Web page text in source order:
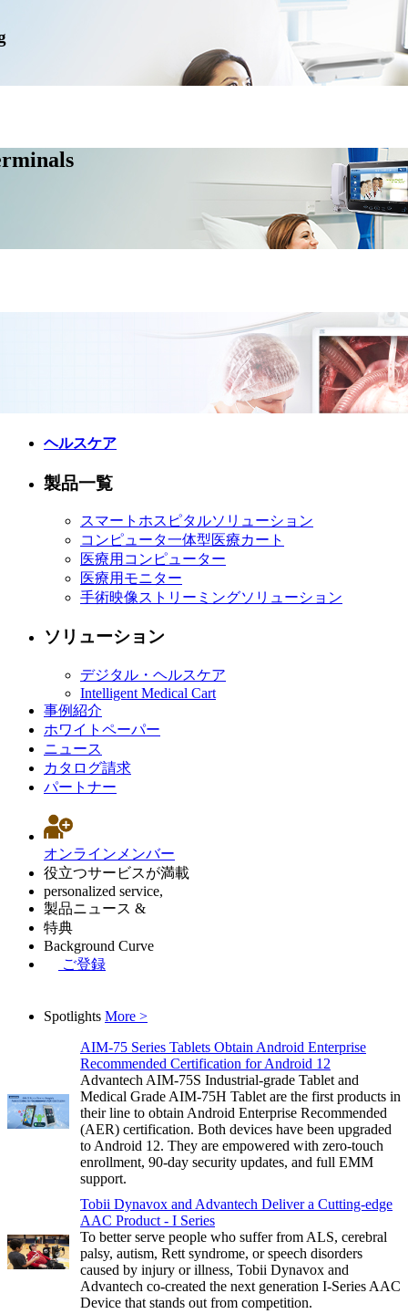
ヘルスケア
製品一覧
スマートホスピタルソリューション
コンピュータ一体型医療カート
医療用コンピューター
医療用モニター
手術映像ストリーミングソリューション
ソリューション
デジタル・ヘルスケア
Intelligent Medical Cart
事例紹介
ホワイトペーパー
ニュース
カタログ請求
パートナー
オンラインメンバー
役立つサービスが満載
personalized service,
製品ニュース &
特典
Background Curve
ご登録
Spotlights More >
AIM-75 Series Tablets Obtain Android Enterprise
Recommended Certification for Android 12
Advantech AIM-75S Industrial-grade Tablet and
Medical Grade AIM-75H Tablet are the first products in
their line to obtain Android Enterprise Recommended
(AER) certification. Both devices have been upgraded
to Android 12. They are empowered with zero-touch
enrollment, 90-day security updates, and full EMM
support.
Tobii Dynavox and Advantech Deliver a Cutting-edge
AAC Product - I Series
To better serve people who suffer from ALS, cerebral
palsy, autism, Rett syndrome, or speech disorders
caused by injury or illness, Tobii Dynavox and
Advantech co-created the next generation I-Series AAC
Device that stands out from competition.